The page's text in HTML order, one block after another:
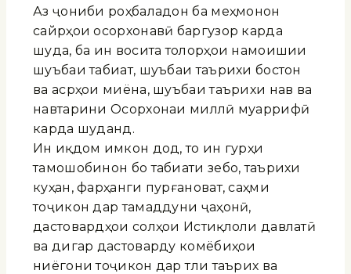
Аз ҷониби роҳбаладон ба меҳмонон
сайрҳои осорхонавӣ баргузор карда
шуда, ба ин восита толорҳои намоишии
шуъбаи табиат, шуъбаи таърихи бостон
ва асрҳои миёна, шуъбаи таърихи нав ва
навтарини Осорхонаи миллӣ муаррифӣ
карда шуданд.
Ин иқдом имкон дод, то ин гурӯҳи
тамошобинон бо табиати зебо, таърихи
куҳан, фарҳанги пурғановат, саҳми
тоҷикон дар тамаддуни ҷаҳонӣ,
дастовардҳои солҳои Истиқлоли давлатӣ
ва дигар дастоварду комёбиҳои
ниёгони тоҷикон дар тӯли таърих ва